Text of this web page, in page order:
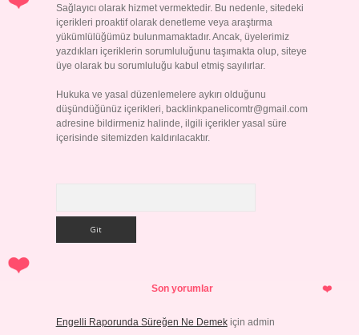
Sağlayıcı olarak hizmet vermektedir. Bu nedenle, sitedeki
içerikleri proaktif olarak denetleme veya araştırma
yükümlülüğümüz bulunmamaktadır. Ancak, üyelerimiz
yazdıkları içeriklerin sorumluluğunu taşımakta olup, siteye
üye olarak bu sorumluluğu kabul etmiş sayılırlar.
Hukuka ve yasal düzenlemelere aykırı olduğunu
düşündüğünüz içerikleri, backlinkpanelicomtr@gmail.com
adresine bildirmeniz halinde, ilgili içerikler yasal süre
içerisinde sitemizden kaldırılacaktır.
Son yorumlar
Engelli Raporunda Süreğen Ne Demekiçin admin